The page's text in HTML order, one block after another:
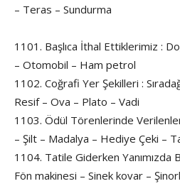
– Teras – Sundurma
1101. Başlıca İthal Ettiklerimiz :
– Otomobil – Ham petrol
1102. Coğrafi Yer Şekilleri :
Resif – Ova – Plato – Vadi
1103. Ödül Törenlerinde
– Şilt – Madalya – Hediye Çeki –
1104. Tatile Giderken Yanımızda
Fön makinesi – Sinek kovar –